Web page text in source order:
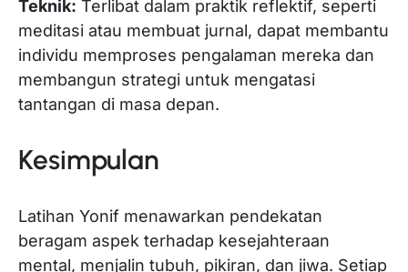
Teknik: Terlibat dalam praktik reflektif, seperti
meditasi atau membuat jurnal, dapat membantu
individu memproses pengalaman mereka dan
membangun strategi untuk mengatasi
tantangan di masa depan.
Kesimpulan
Latihan Yonif menawarkan pendekatan
beragam aspek terhadap kesejahteraan
mental, menjalin tubuh, pikiran, dan jiwa. Setiap